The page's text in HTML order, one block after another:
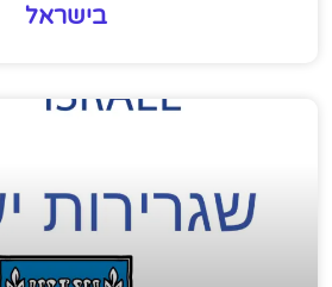
בישראל